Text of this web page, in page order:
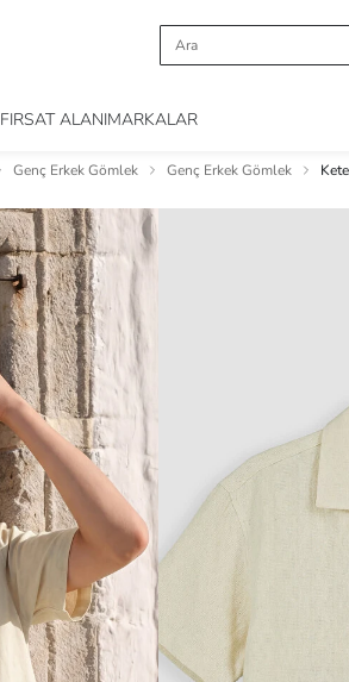
FIRSAT ALANIMARKALAR
Genç Erkek Gömlek Genç Erkek Gömlek